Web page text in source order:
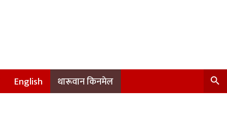
English थारूवान किनमेल